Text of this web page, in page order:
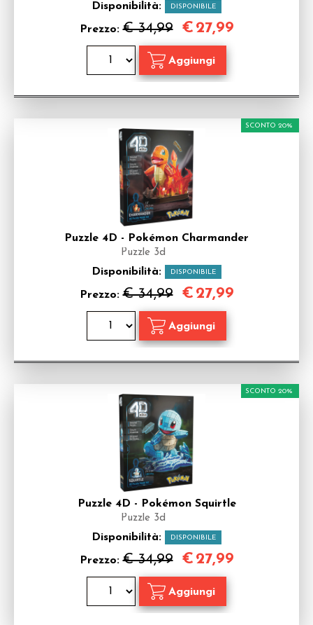
Disponibilità: DISPONIBILE
Prezzo:€ 34,99 € 27,99
Puzzle 4D - Pokémon Charmander
Puzzle 3d
Disponibilità: DISPONIBILE
Prezzo:€ 34,99
SCONTO 20%
€ 27,99
Puzzle 4D - Pokémon Squirtle
Puzzle 3d
Disponibilità: DISPONIBILE
Prezzo:€ 34,99
SCONTO 20%
€ 27,99